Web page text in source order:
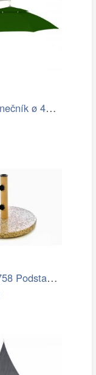
Závěsný slunečník ø 420 cm
Garthen 40758 Podstavec na slunečník…